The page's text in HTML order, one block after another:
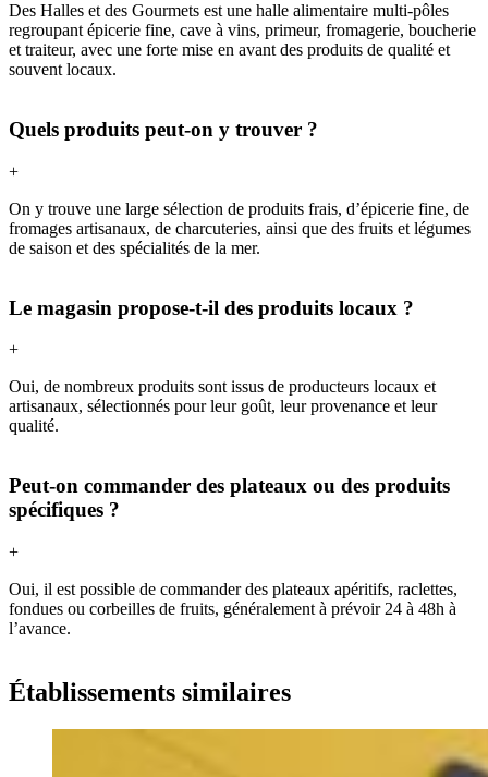
Des Halles et des Gourmets est une halle alimentaire multi-pôles
regroupant épicerie fine, cave à vins, primeur, fromagerie, boucherie
et traiteur, avec une forte mise en avant des produits de qualité et
souvent locaux.
Quels produits peut-on y trouver ?
+
On y trouve une large sélection de produits frais, d’épicerie fine, de
fromages artisanaux, de charcuteries, ainsi que des fruits et légumes
de saison et des spécialités de la mer.
Le magasin propose-t-il des produits locaux ?
+
Oui, de nombreux produits sont issus de producteurs locaux et
artisanaux, sélectionnés pour leur goût, leur provenance et leur
qualité.
Peut-on commander des plateaux ou des produits
spécifiques ?
+
Oui, il est possible de commander des plateaux apéritifs, raclettes,
fondues ou corbeilles de fruits, généralement à prévoir 24 à 48h à
l’avance.
Établissements similaires